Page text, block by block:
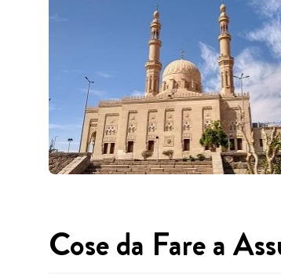
Cose da Fare a